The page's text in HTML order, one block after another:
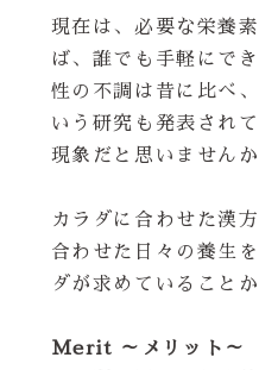
現在は、必要な栄養
ば、誰でも手軽にで
性の不調は昔に比べ
いう研究も発表され
現象だと思いませんか
カラダに合わせた漢
合わせた日々の養生
ダが求めていること
Merit ～メリット～